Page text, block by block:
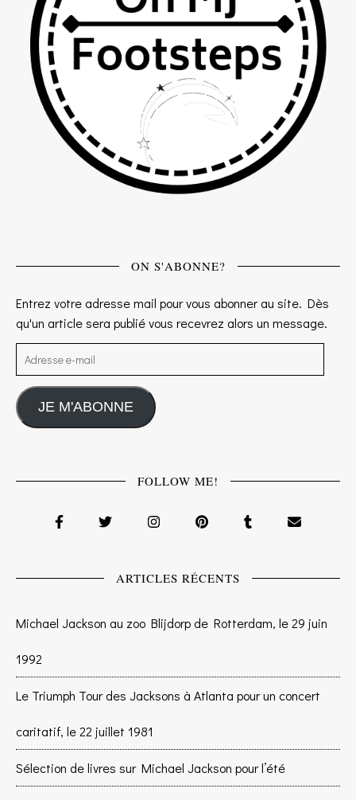
ON S'ABONNE?
Entrez votre adresse mail pour vous abonner au site. Dès
qu'un article sera publié vous recevrez alors un message.
Adresse e-mail
JE M'ABONNE
FOLLOW ME!
ARTICLES RÉCENTS
Michael Jackson au zoo Blijdorp de Rotterdam, le 29 juin
1992
Le Triumph Tour des Jacksons à Atlanta pour un concert
caritatif, le 22 juillet 1981
Sélection de livres sur Michael Jackson pour l’été